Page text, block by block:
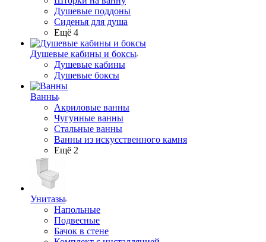
Душевые поддоны
Сиденья для душа
Ещё 4
Душевые кабины и боксы
Душевые кабины
Душевые боксы
Ванны
Акриловые ванны
Чугунные ванны
Стальные ванны
Ванны из искусственного камня
Ещё 2
Унитазы
Напольные
Подвесные
Бачок в стене